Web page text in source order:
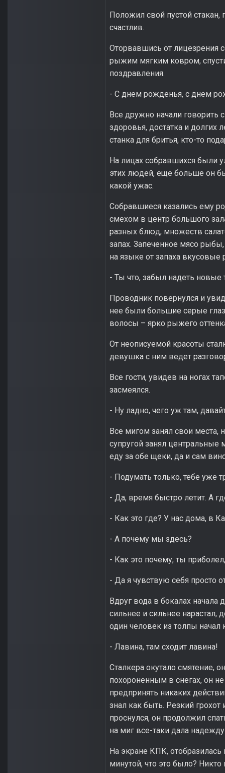
Положил свой пустой стакан,
счастлив.
Оторвавшись от лицезрения
рыжим мягким ковром,
поздравления.
- С днем рожденья, с днем
Все дружно начали говорить
здоровья, достатка и долгих
станка для бритья, кто-то
На лицах собравшихся были
этих людей, еще больше он
какой ужас.
Собравшиеся казались ему
смехом в центр большого
разных блюд, множеств
запах. Запеченное мясо
на языке от запаха вкусовые
- Ты что, забыл надеть
Проводник повернулся и
нее были большие серые
волосы – ярко рыжего
От неописуемой красоты
девушка с ним ведет
Все гости, увидев на ногах
засмеялся.
- Ну ладно, чего уж там,
Все мигом занял свои места,
супругой занял центральные
еду за обе щеки, да и сам
- Подумать только, тебе уже
- Да, время быстро летит. А
- Как это где? У нас дома, в
- А почему мы здесь?
- Как это почему, ты
- Да я чувствую себя просто
Вдруг вода в бокалах
сильнее и сильнее нарастал,
один человек из толпы начал
- Лавина, там сходит лавина!
Сталкера окутало смятение,
похороненным в снегах, он
предпринять никаких
знал как быть. Резкий грохот
проснулся, он продолжил
на миг все-таки дала
На экране КПК, отобразилась
минутой, что это было? Никто